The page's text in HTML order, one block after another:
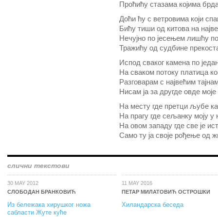
Проћићу стазама којима
Доћи ћу с ветровима који
Бићу тиши од китова на
Нечујно по јесењем лишћу
Тражићу од судбине
Испод сваког камена по
На сваком потоку платица
Разговарам с највећим
Нисам ја за другде овде
На месту где претци љубе
На прагу где сељанку моју у
На овом западу где све је
Само ту ја своје рођење од
слични текстови
30 MAY 2012
СЛОБОДАН БРАНКОВИЋ
Из бележака хирушког ножа
сабласти Жуте куће
11 MAY 2016
ПЕТАР МИЛАТОВИЋ ОСТРОШКИ
Хиландарска беседа